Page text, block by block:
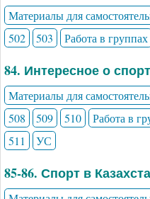
Материалы для
502
503 Работа в группах
84. Интересное о
Материалы для
508
509 510 Работа в
511
УС
85-86. Спорт в